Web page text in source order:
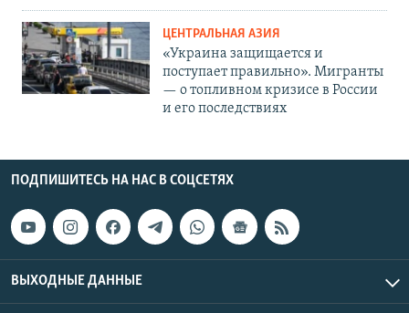
ЦЕНТРАЛЬНАЯ АЗИЯ
«Украина защищается и
поступает правильно». Мигранты
— о топливном кризисе в России
и его последствиях
ПОДПИШИТЕСЬ НА НАС В СОЦСЕТЯХ
ВЫХОДНЫЕ ДАННЫЕ